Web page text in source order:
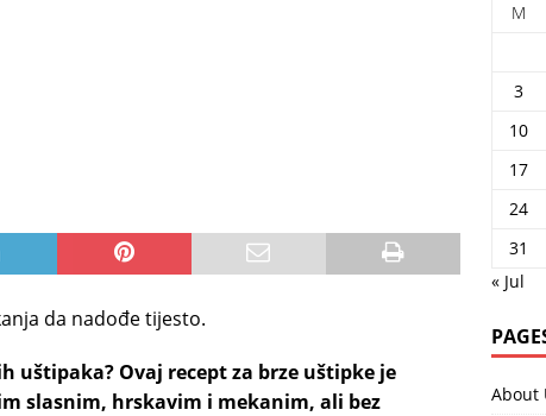
da nadođe tijesto.
uštipaka? Ovaj recept za brze uštipke je
slasnim, hrskavim i mekanim, ali bez
M
3
10
17
24
31
« Jul
About